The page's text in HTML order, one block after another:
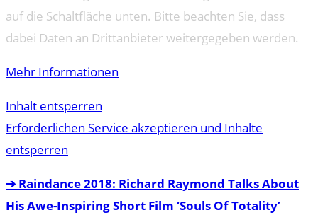
auf die Schaltfläche unten. Bitte beachten Sie, dass
dabei Daten an Drittanbieter weitergegeben werden.
Mehr Informationen
Inhalt entsperren
Erforderlichen Service akzeptieren und Inhalte
entsperren
➔ Raindance 2018: Richard Raymond Talks About
His Awe-Inspiring Short Film ‘Souls Of Totality’